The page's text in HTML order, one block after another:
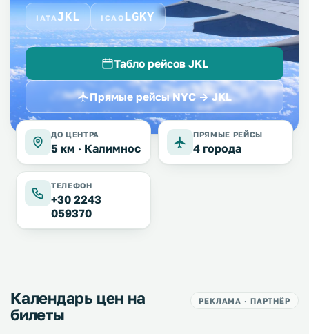
IATAJKL ICAOLGKY
Табло рейсов JKL
Прямые рейсы NYC → JKL
ДО ЦЕНТРА
5 км · Калимнос
ПРЯМЫЕ РЕЙСЫ
4 города
ТЕЛЕФОН
+30 2243
059370
Календарь цен на
билеты
РЕКЛАМА · ПАРТНЁР